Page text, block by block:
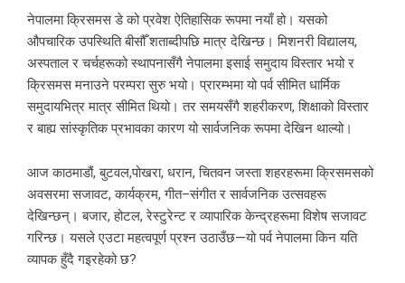
नेपालमा क्रिसमस डे को प्रवेश ऐतिहासिक रूपमा नयाँ हो। यसको
औपचारिक उपस्थिति बीसौँ शताब्दीपछि मात्र देखिन्छ। मिशनरी विद्यालय,
अस्पताल र चर्चहरूको स्थापनासँगै नेपालमा इसाई समुदाय विस्तार भयो र
क्रिसमस मनाउने परम्परा सुरु भयो। प्रारम्भमा यो पर्व सीमित धार्मिक
समुदायभित्र मात्र सीमित थियो। तर समयसँगै शहरीकरण, शिक्षाको विस्तार
र बाह्य सांस्कृतिक प्रभावका कारण यो सार्वजनिक रूपमा देखिन थाल्यो।
आज काठमाडौं, बुटवल,पोखरा, धरान, चितवन जस्ता शहरहरूमा क्रिसमसको
अवसरमा सजावट, कार्यक्रम, गीत–संगीत र सार्वजनिक उत्सवहरू
देखिन्छन्। बजार, होटल, रेस्टुरेन्ट र व्यापारिक केन्द्रहरूमा विशेष सजावट
गरिन्छ। यसले एउटा महत्वपूर्ण प्रश्न उठाउँछ—यो पर्व नेपालमा किन यति
व्यापक हुँदै गइरहेको छ?